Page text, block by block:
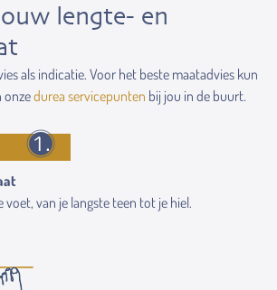
lengte- en
als indicatie. Voor het beste maatadvies kun
onzedurea servicepunten bij jou in de buurt.
voet, van je langste teen tot je hiel.